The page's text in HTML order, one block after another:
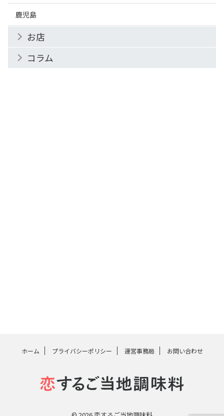
鹿児島
お店
コラム
ホーム プライバシーポリシー 運営事務局 お問い合わせ